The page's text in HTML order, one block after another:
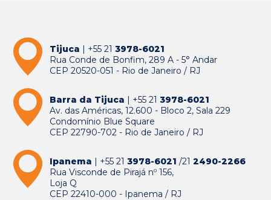
Tijuca | +55 213978-6021
Rua Conde de Bonfim, 289 A - 5° Andar
CEP 20520-051 - Rio de Janeiro / RJ
Barra da Tijuca | +55 213978-6021
Av. das Américas, 12.600 - Bloco 2, Sala 229
Condomínio Blue Square
CEP 22790-702 - Rio de Janeiro / RJ
Ipanema | +55 213978-6021 /212490-2266
Rua Visconde de Pirajá nº 156,
Loja Q
CEP 22410-000 - Ipanema / RJ